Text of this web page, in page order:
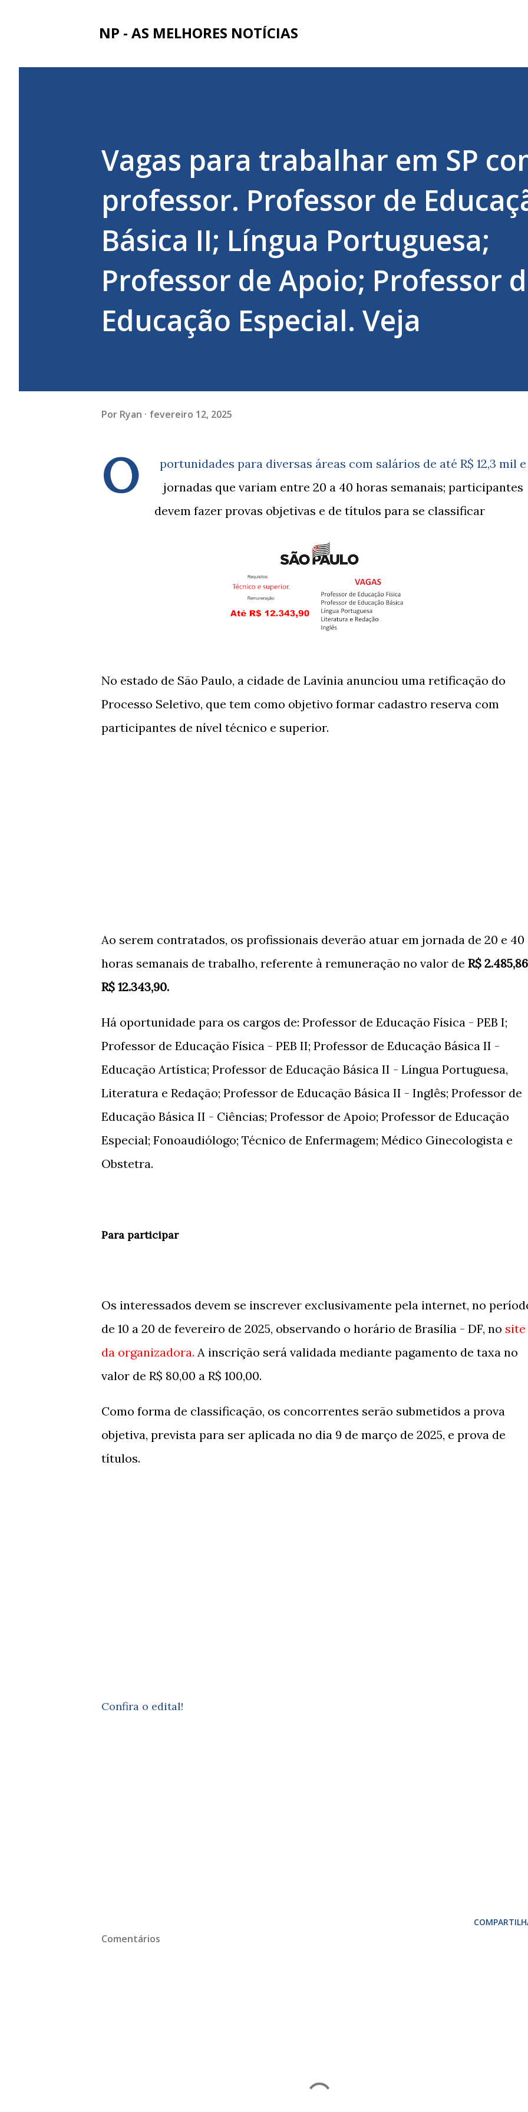
NP - AS MELHORES NOTÍCIAS
Vagas para trabalhar em SP
professor. Professor de
Básica II; Língua Portuguesa;
Professor de Apoio; Professor
Educação Especial. Veja
Por Ryan fevereiro 12, 2025
O
portunidades para diversas áreas com salários de até R$ 12,3 mil e
jornadas que variam entre 20 a 40 horas semanais; participantes
devem fazer provas objetivas e de títulos para se classificar
No estado de São Paulo, a cidade de Lavínia anunciou uma retificação do
Processo Seletivo, que tem como objetivo formar cadastro reserva com
participantes de nível técnico e superior.
Ao serem contratados, os profissionais deverão atuar em jornada de 20 e 40
horas semanais de trabalho, referente à remuneração no valor de R$ 2.485,86
R$ 12.343,90.
Há oportunidade para os cargos de: Professor de Educação Física - PEB I;
Professor de Educação Física - PEB II; Professor de Educação Básica II -
Educação Artística; Professor de Educação Básica II - Língua Portuguesa,
Literatura e Redação; Professor de Educação Básica II - Inglês; Professor de
Educação Básica II - Ciências; Professor de Apoio; Professor de Educação
Especial; Fonoaudiólogo; Técnico de Enfermagem; Médico Ginecologista e
Obstetra.
Para participar
Os interessados devem se inscrever exclusivamente pela internet, no
de 10 a 20 de fevereiro de 2025, observando o horário de Brasília - DF, no site
da organizadora. A inscrição será validada mediante pagamento de taxa no
valor de R$ 80,00 a R$ 100,00.
Como forma de classificação, os concorrentes serão submetidos a prova
objetiva, prevista para ser aplicada no dia 9 de março de 2025, e prova de
títulos.
Confira o edital!
Comentários